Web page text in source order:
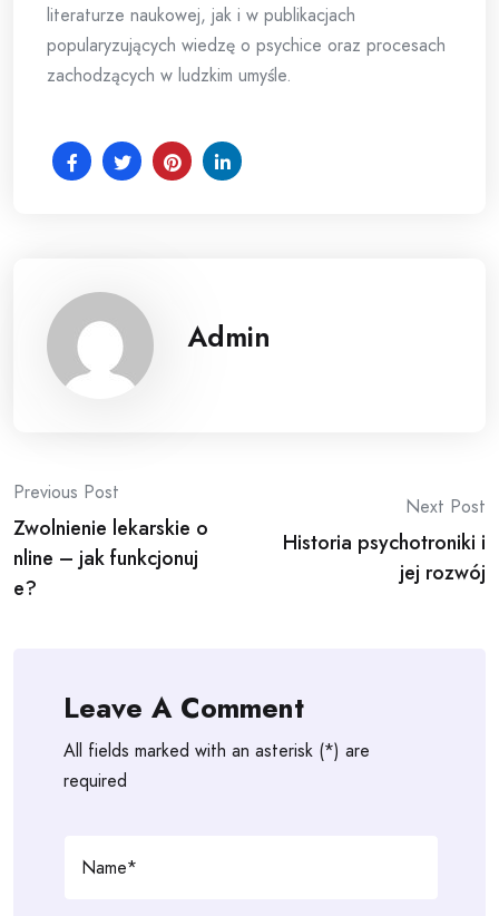
literaturze naukowej, jak i w publikacjach
popularyzujących wiedzę o psychice oraz procesach
zachodzących w ludzkim umyśle.
Admin
Post
navigation
Previous Post
Zwolnienie lekarskie o
nline – jak funkcjonuj
e?
Next Post
Historia psychotroniki i
jej rozwój
Leave A Comment
All fields marked with an asterisk (*) are
required